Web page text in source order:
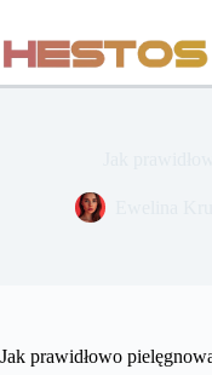
treści
Jak prawidłowo